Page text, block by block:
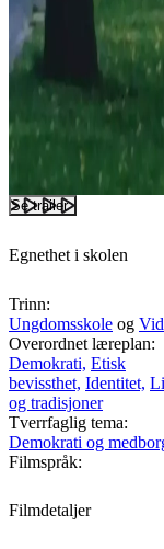
Se trailer
Egnethet i skolen
Trinn:
Ungdomsskole og
Overordnet læreplan:
Demokrati, Etisk
bevissthet, Identitet,
og tradisjoner
Tverrfaglig tema:
Demokrati og
Filmspråk:
Filmdetaljer